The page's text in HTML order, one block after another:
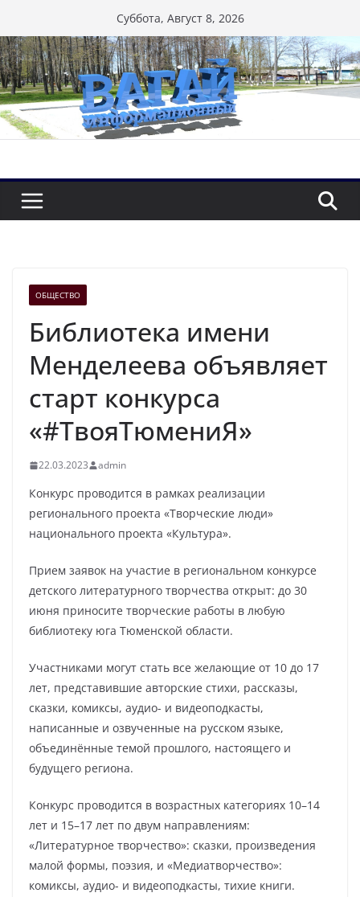
к
содержимому
Суббота, Август 8, 2026
ОБЩЕСТВО
Библиотека имени
Менделеева объявляет
старт конкурса
«#ТвояТюмениЯ»
22.03.2023 admin
Конкурс проводится в рамках реализации
регионального проекта «Творческие люди»
национального проекта «Культура».
Прием заявок на участие в региональном конкурсе
детского литературного творчества открыт: до 30
июня приносите творческие работы в любую
библиотеку юга Тюменской области.
Участниками могут стать все желающие от 10 до 17
лет, представившие авторские стихи, рассказы,
сказки, комиксы, аудио- и видеоподкасты,
написанные и озвученные на русском языке,
объединённые темой прошлого, настоящего и
будущего региона.
Конкурс проводится в возрастных категориях 10–14
лет и 15–17 лет по двум направлениям:
«Литературное творчество»: сказки, произведения
малой формы, поэзия, и «Медиатворчество»:
комиксы, аудио- и видеоподкасты, тихие книги.